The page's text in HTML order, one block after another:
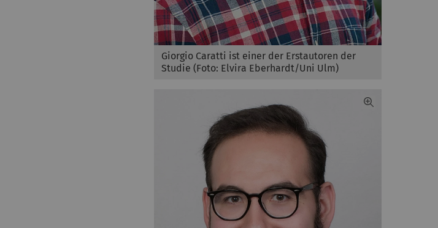
Giorgio Caratti ist einer der Erstautoren der
Studie (Foto: Elvira Eberhardt/Uni Ulm)